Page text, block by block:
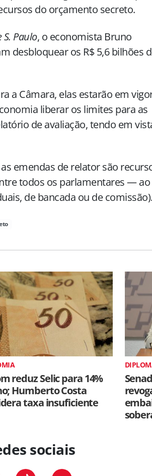
do orçamento secreto.
S. Paulo, o economista Bruno
desbloquear os R$ 5,6 bilhões
a Câmara, elas estarão em
liberar os limites para as
de avaliação, tendo em
emendas de relator são
todos os parlamentares — ao
de bancada ou de comissão).
reduz Selic para 14%
Humberto Costa
taxa insuficiente
sociais